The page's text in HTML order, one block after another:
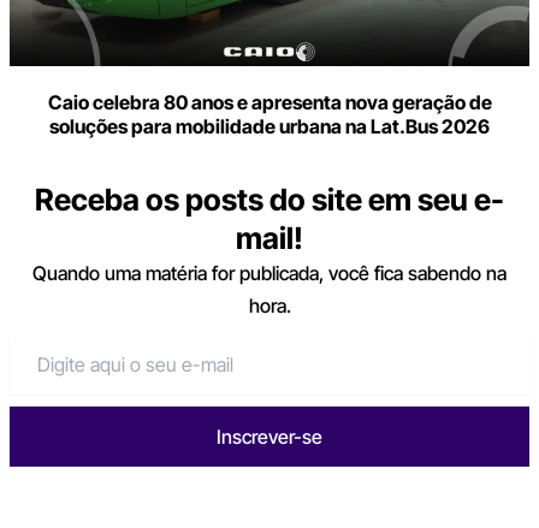
Caio celebra 80 anos e apresenta nova geração de
soluções para mobilidade urbana na Lat.Bus 2026
Receba os posts do site em seu e-
mail!
Quando uma matéria for publicada, você fica sabendo na
hora.
Inscrever-se